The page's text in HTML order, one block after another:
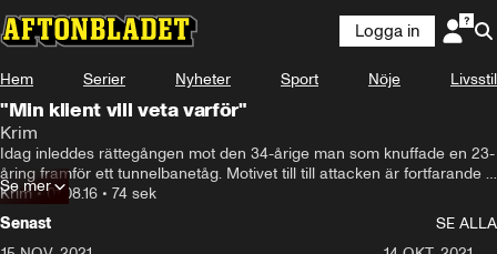
Logga in
Hem Serier Nyheter Sport Nöje Livsstil
"Min klient vill veta varför"
Krim
Idag inleddes rättegången mot den 34-årige man som knuffade en 23-
åring framför ett tunnelbanetåg. Motivet till till attacken är fortfarande
okänt.
Krim•01.08.16 • 74 sek
Se mer
Senast
SE ALLA